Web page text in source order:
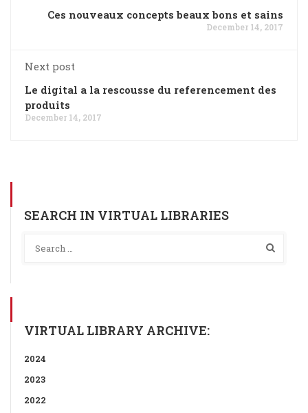
Ces nouveaux concepts beaux bons et sains
December 14, 2017
Next post
Le digital a la rescousse du referencement des
produits
December 14, 2017
SEARCH IN VIRTUAL LIBRARIES
VIRTUAL LIBRARY ARCHIVE:
2024
2023
2022